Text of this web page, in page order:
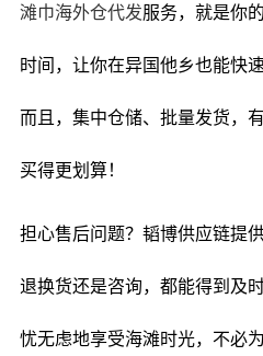
滩巾海外仓代发服务，就是你
时间，让你在异国他乡也能快
而且，集中仓储、批量发货，
买得更划算！
担心售后问题？韬博供应链提
退换货还是咨询，都能得到及
忧无虑地享受海滩时光，不必